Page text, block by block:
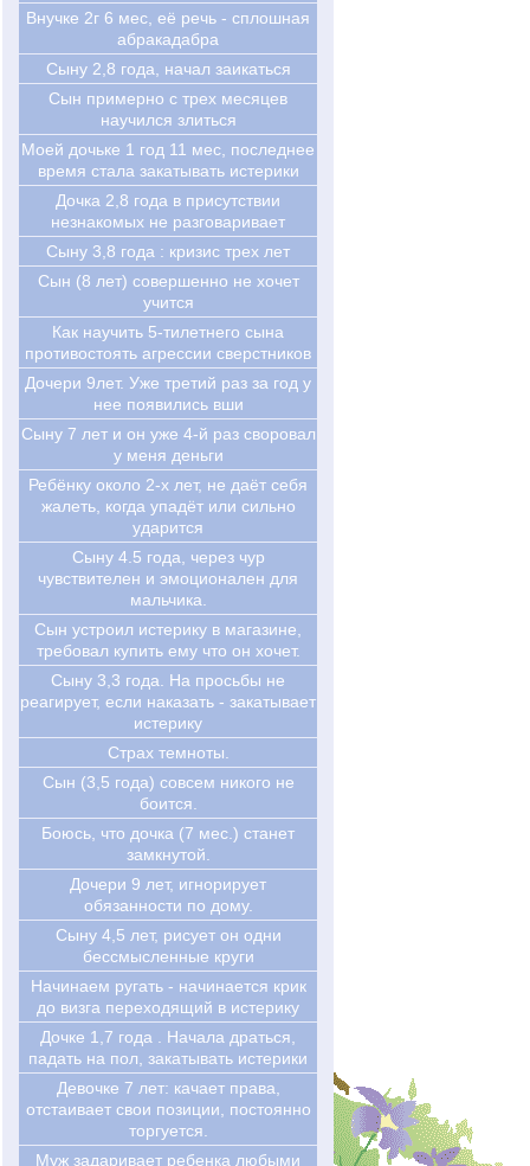
Внучке 2г 6 мес, её речь - сплошная
абракадабра
Сыну 2,8 года, начал заикаться
Сын примерно с трех месяцев
научился злиться
Моей дочьке 1 год 11 мес, последнее
время стала закатывать истерики
Дочка 2,8 года в присутствии
незнакомых не разговаривает
Сыну 3,8 года : кризис трех лет
Cын (8 лет) совершенно не хочет
учится
Как научить 5-тилетнего сына
противостоять агрессии сверстников
Дочери 9лет. Уже третий раз за год у
нее появились вши
Сыну 7 лет и он уже 4-й раз своровал
у меня деньги
Ребёнку около 2-х лет, не даёт себя
жалеть, когда упадёт или сильно
ударится
Сыну 4.5 года, через чур
чувствителен и эмоционален для
мальчика.
Сын устроил истерику в магазине,
требовал купить ему что он хочет.
Сыну 3,3 года. На просьбы не
реагирует, если наказать - закатывает
истерику
Страх темноты.
Сын (3,5 года) совсем никого не
боится.
Боюсь, что дочка (7 мес.) станет
замкнутой.
Дочери 9 лет, игнорирует
обязанности по дому.
Сыну 4,5 лет, рисует он одни
бессмысленные круги
Начинаем ругать - начинается крик
до визга переходящий в истерику
Дочке 1,7 года . Начала драться,
падать на пол, закатывать истерики
Девочке 7 лет: качает права,
отстаивает свои позиции, постоянно
торгуется.
Муж задаривает ребенка любыми